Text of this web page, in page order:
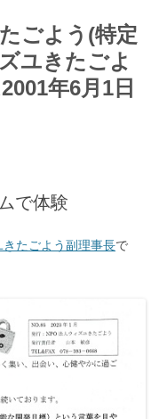
ごよう(特定
ユきたごよ
年6月1日
で体験
たごよう副理事長で